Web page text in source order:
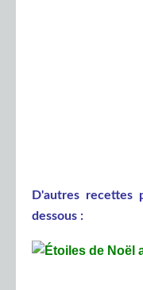
D'autres recettes
dessous :